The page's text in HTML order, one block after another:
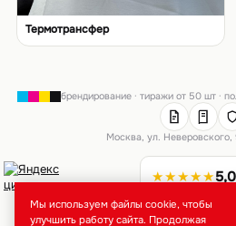
Термотрансфер
брендирование · тиражи от 50 шт ·
Москва, ул. Неверовского,
★★★★★5,0
Мы используем файлы cookie, чтобы
улучшить работу сайта. Продолжая